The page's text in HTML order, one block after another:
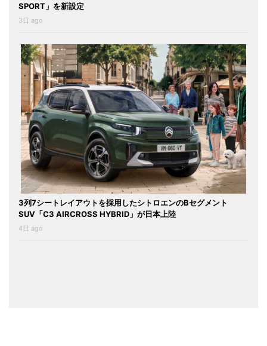
SPORT」を新設定
3日 ago
3列7シートレイアウトを採用したシトロエンのBセグメント
SUV「C3 AIRCROSS HYBRID」が日本上陸
4日 ago